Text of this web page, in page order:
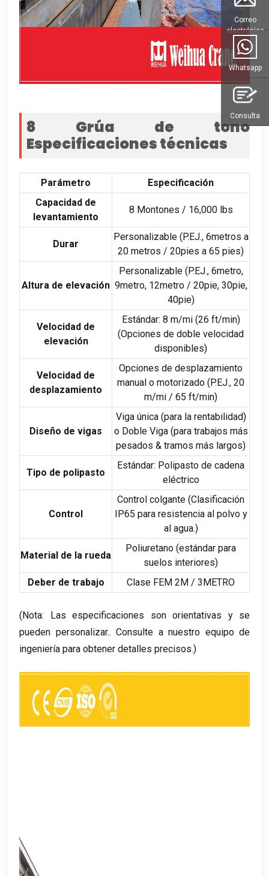
8 Grúa de tono
Especificaciones técnicas
Parámetro
Especificación
Capacidad de
levantamiento
8 Montones / 16,000 lbs
Durar
Personalizable (P.EJ., 6metros a
20 metros / 20pies a 65 pies)
Altura de elevación
Personalizable (P.EJ., 6metro,
9metro, 12metro / 20pie, 30pie,
40pie)
Velocidad de
elevación
Estándar: 8 m/mi (26 ft/min)
(Opciones de doble velocidad
disponibles)
Velocidad de
desplazamiento
Opciones de desplazamiento
manual o motorizado (P.EJ., 20
m/mi / 65 ft/min)
Diseño de vigas
Viga única (para la rentabilidad)
o Doble Viga (para trabajos más
pesados & tramos más largos)
Tipo de polipasto
Estándar: Polipasto de cadena
eléctrico
Control
Control colgante (Clasificación
IP65 para resistencia al polvo y
al agua.)
Material de la rueda
Poliuretano (estándar para
suelos interiores)
Deber de trabajo
Clase FEM 2M / 3METRO
(Nota: Las especificaciones son orientativas y se
pueden personalizar.. Consulte a nuestro equipo de
ingeniería para obtener detalles precisos.)
Correo
electrónico
Whatsapp
Consulta